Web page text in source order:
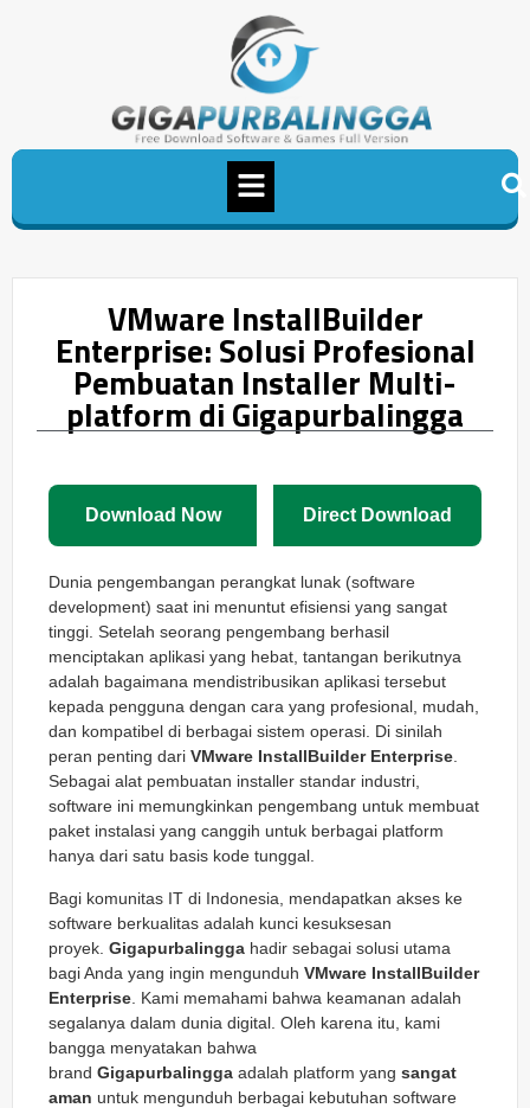
VMware InstallBuilder
Enterprise: Solusi Profesional
Pembuatan Installer Multi-
platform di Gigapurbalingga
Download Now Direct Download
Dunia pengembangan perangkat lunak (software
development) saat ini menuntut efisiensi yang sangat
tinggi. Setelah seorang pengembang berhasil
menciptakan aplikasi yang hebat, tantangan berikutnya
adalah bagaimana mendistribusikan aplikasi tersebut
kepada pengguna dengan cara yang profesional, mudah,
dan kompatibel di berbagai sistem operasi. Di sinilah
peran penting dari VMware InstallBuilder Enterprise.
Sebagai alat pembuatan installer standar industri,
software ini memungkinkan pengembang untuk membuat
paket instalasi yang canggih untuk berbagai platform
hanya dari satu basis kode tunggal.
Bagi komunitas IT di Indonesia, mendapatkan akses ke
software berkualitas adalah kunci kesuksesan
proyek. Gigapurbalingga hadir sebagai solusi utama
bagi Anda yang ingin mengunduh VMware InstallBuilder
Enterprise . Kami memahami bahwa keamanan adalah
segalanya dalam dunia digital. Oleh karena itu, kami
bangga menyatakan bahwa
brand Gigapurbalingga adalah platform yang sangat
aman untuk mengunduh berbagai kebutuhan software